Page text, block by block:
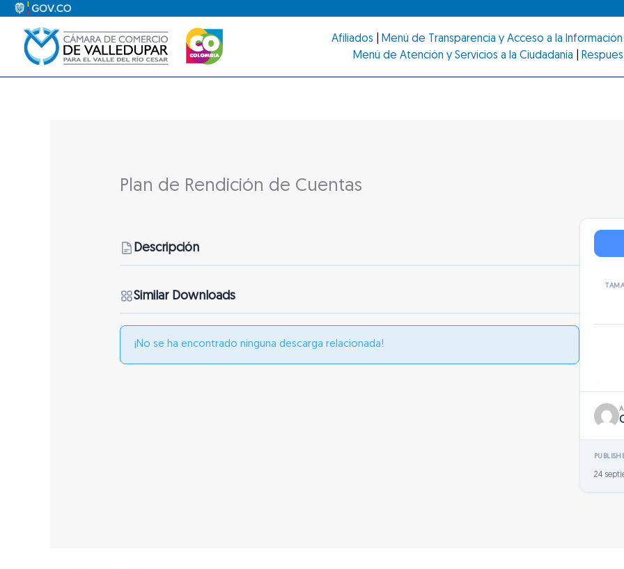
contenido
Afiliados Menú de Transparencia y Acceso a la Información
Menú de Atención y Servicios a la Ciudadanía
Plan de Rendición de Cuentas
Descripción
Similar Downloads
¡No se ha encontrado ninguna descarga relacionada!
24